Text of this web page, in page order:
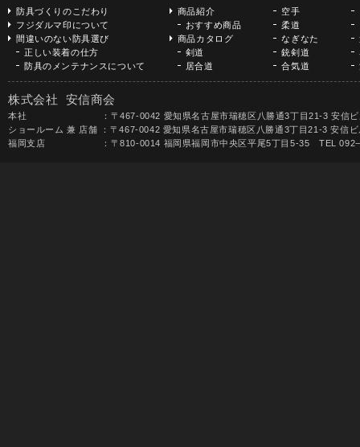
防具づくりのこだわり
フジダルマ印について
間違いのない防具選び
正しい装着の仕方
防具のメンテナンスについて
商品紹介
おすすめ商品
商品カタログ
剣道
居合道
空手
柔道
なぎなた
銃剣道
合気道
株式会社 安信商会
本社 ：〒467-0042 愛知県名古屋市瑞穂区八勝通3丁目21-3 安信ビル
ショールーム 兼 店舗 ：〒467-0042 愛知県名古屋市瑞穂区八勝通3丁目21-3 安
福岡支店 ：〒810-0014 福岡県福岡市中央区平尾5丁目5-35 TEL